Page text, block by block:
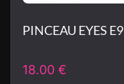
PINCEAU EYES E9
18.00 €